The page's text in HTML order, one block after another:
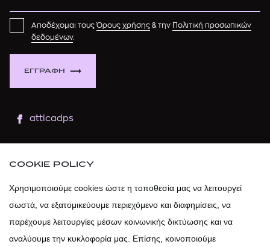
ΕΓΓΡΑΦΗ
Αποδέχομαι τουςΌρους χρήσης & την
Πολιτική προσωπικών
δεδομένων.
atticadps
atticadps
COOKIE POLICY
Χρησιμοποιούμε cookies ώστε η τοποθεσία μας να λειτουργεί
σωστά, να εξατομικεύουμε περιεχόμενο και διαφημίσεις, να
παρέχουμε λειτουργίες μέσων κοινωνικής δικτύωσης και να
αναλύουμε την κυκλοφορία μας. Επίσης, κοινοποιούμε